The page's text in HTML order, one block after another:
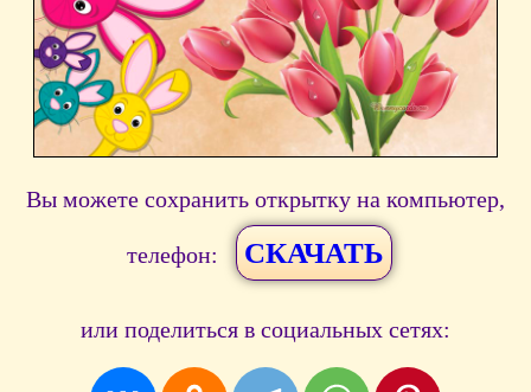
Вы можете сохранить открытку на компьютер,
телефон: СКАЧАТЬ
или поделиться в социальных сетях: